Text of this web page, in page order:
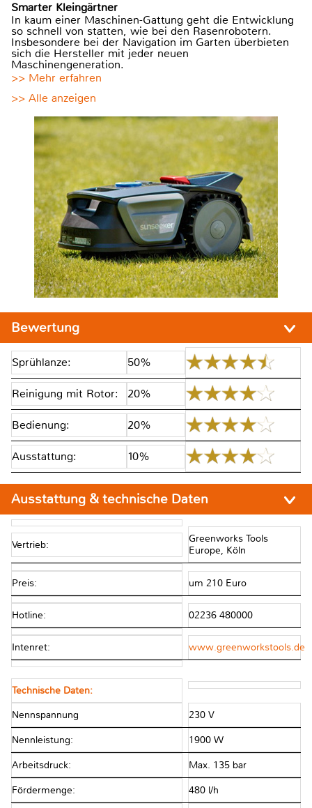
Smarter Kleingärtner
In kaum einer Maschinen-Gattung geht die Entwicklung
so schnell von statten, wie bei den Rasenrobotern.
Insbesondere bei der Navigation im Garten überbieten
sich die Hersteller mit jeder neuen
Maschinengeneration.
>> Mehr erfahren
>> Alle anzeigen
Bewertung
Sprühlanze: 50%
Reinigung mit Rotor: 20%
Bedienung: 20%
Ausstattung: 10%
Ausstattung & technische Daten
Vertrieb:
Greenworks Tools
Europe, Köln
Preis: um 210 Euro
Hotline: 02236 480000
Intenret: www.greenworkstools.de
Technische Daten:
Nennspannung 230 V
Nennleistung: 1900 W
Arbeitsdruck: Max. 135 bar
Fördermenge: 480 l/h